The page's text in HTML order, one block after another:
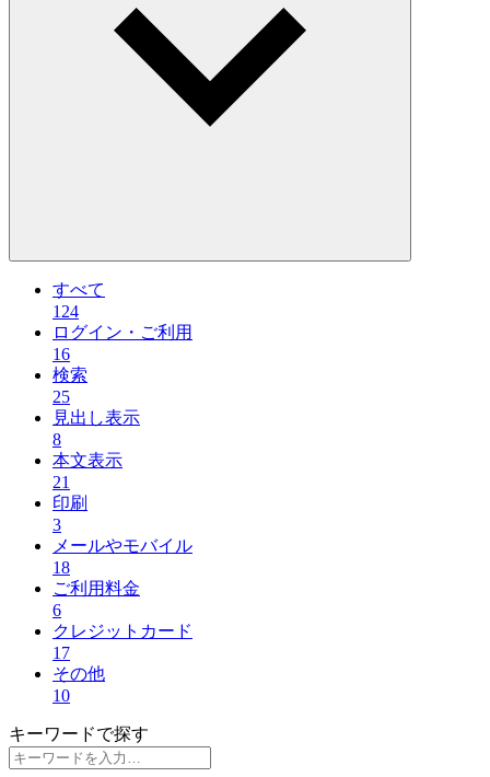
すべて
124
ログイン・ご利用
16
検索
25
見出し表示
8
本文表示
21
印刷
3
メールやモバイル
18
ご利用料金
6
クレジットカード
17
その他
10
キーワードで探す